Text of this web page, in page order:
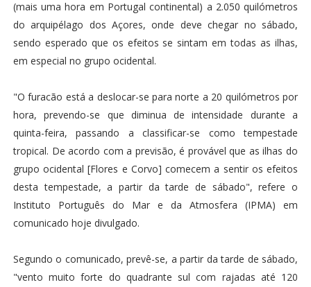
(mais uma hora em Portugal continental) a 2.050 quilómetros
do arquipélago dos Açores, onde deve chegar no sábado,
sendo esperado que os efeitos se sintam em todas as ilhas,
em especial no grupo ocidental.
"O furacão está a deslocar-se para norte a 20 quilómetros por
hora, prevendo-se que diminua de intensidade durante a
quinta-feira, passando a classificar-se como tempestade
tropical. De acordo com a previsão, é provável que as ilhas do
grupo ocidental [Flores e Corvo] comecem a sentir os efeitos
desta tempestade, a partir da tarde de sábado", refere o
Instituto Português do Mar e da Atmosfera (IPMA) em
comunicado hoje divulgado.
Segundo o comunicado, prevê-se, a partir da tarde de sábado,
"vento muito forte do quadrante sul com rajadas até 120